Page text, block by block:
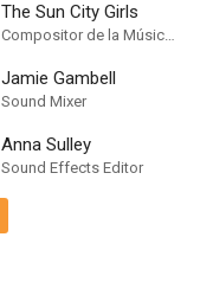
The Sun City Girls
Compositor de la Música Original
Jamie Gambell
Sound Mixer
Anna Sulley
Sound Effects Editor